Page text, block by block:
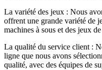
La variété des jeux : Nous
offrent une grande variété de
machines à sous et des jeux de
La qualité du service client :
ligne que nous avons
qualité, avec des équipes de